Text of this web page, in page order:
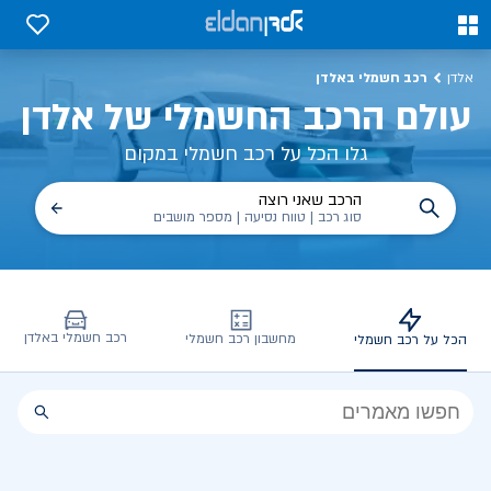
0
0
אלדן רכב חשמלי באלדן
עולם הרכב החשמלי של אלדן
גלו הכל על רכב חשמלי במקום
הרכב שאני רוצה
סוג רכב | טווח נסיעה | מספר מושבים
הכל על רכב חשמלי מחשבון רכב חשמלי רכב חשמלי באלדן
הכל
הכל על רכב חשמלי, שימושים, טכנולוגיה וכל מה שכדי לדעת | אלדן